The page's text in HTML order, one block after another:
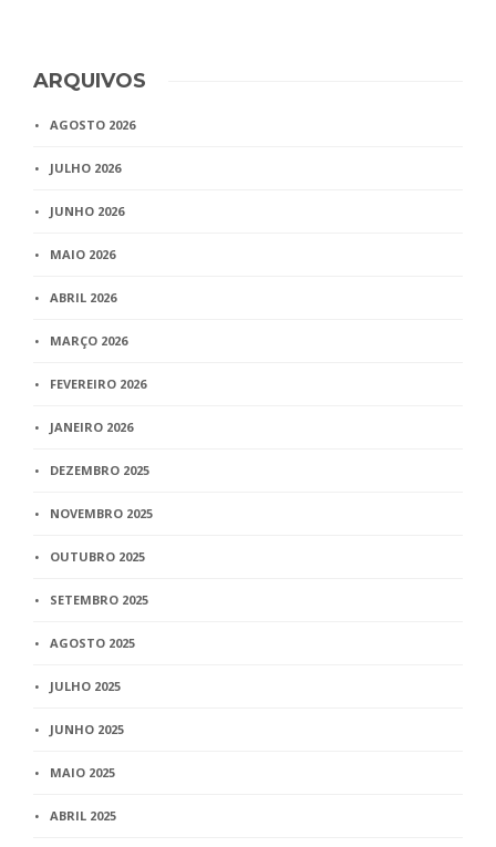
ARQUIVOS
AGOSTO 2026
JULHO 2026
JUNHO 2026
MAIO 2026
ABRIL 2026
MARÇO 2026
FEVEREIRO 2026
JANEIRO 2026
DEZEMBRO 2025
NOVEMBRO 2025
OUTUBRO 2025
SETEMBRO 2025
AGOSTO 2025
JULHO 2025
JUNHO 2025
MAIO 2025
ABRIL 2025